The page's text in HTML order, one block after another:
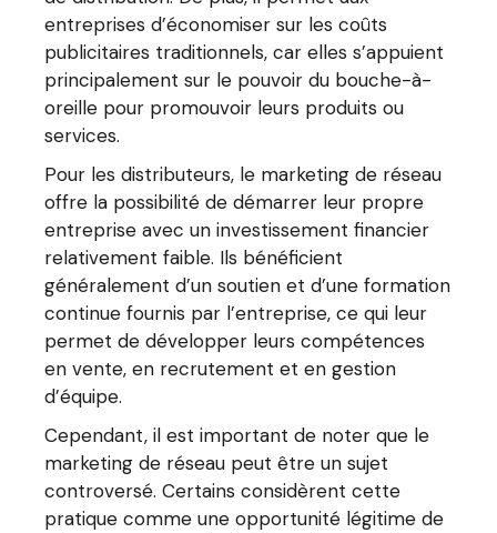
entreprises d’économiser sur les coûts
publicitaires traditionnels, car elles s’appuient
principalement sur le pouvoir du bouche-à-
oreille pour promouvoir leurs produits ou
services.
Pour les distributeurs, le marketing de réseau
offre la possibilité de démarrer leur propre
entreprise avec un investissement financier
relativement faible. Ils bénéficient
généralement d’un soutien et d’une formation
continue fournis par l’entreprise, ce qui leur
permet de développer leurs compétences
en vente, en recrutement et en gestion
d’équipe.
Cependant, il est important de noter que le
marketing de réseau peut être un sujet
controversé. Certains considèrent cette
pratique comme une opportunité légitime de